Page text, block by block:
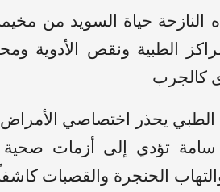
النازحة حياة السويد من
الطبية ونقص الأدوية
كالجرب
يحذر اختصاصي الأمراض
تؤدي إلى أزمات صحية
الحنجرة والقصبات